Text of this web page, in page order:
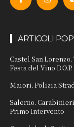
ARTICOLI
Castel San
Festa del Vino D.O.P.
Maiori. Polizia
Salerno.
Primo Intervento